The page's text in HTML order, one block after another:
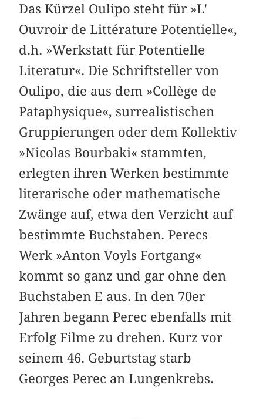
Das Kürzel Oulipo steht für »L'
Ouvroir de Littérature Potentielle«,
d.h. »Werkstatt für Potentielle
Literatur«. Die Schriftsteller von
Oulipo, die aus dem »Collège de
Pataphysique«, surrealistischen
Gruppierungen oder dem Kollektiv
»Nicolas Bourbaki« stammten,
erlegten ihren Werken bestimmte
literarische oder mathematische
Zwänge auf, etwa den Verzicht auf
bestimmte Buchstaben. Perecs
Werk »Anton Voyls Fortgang«
kommt so ganz und gar ohne den
Buchstaben E aus. In den 70er
Jahren begann Perec ebenfalls mit
Erfolg Filme zu drehen. Kurz vor
seinem 46. Geburtstag starb
Georges Perec an Lungenkrebs.